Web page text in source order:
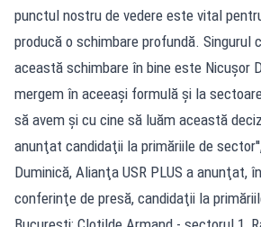
punctul nostru de vedere este vital
producă o schimbare profundă. Singurul
această schimbare în bine este Nicuşor
mergem în aceeaşi formulă şi la
să avem şi cu cine să luăm această
anunţat candidaţii la primăriile de
Duminică, Alianţa USR PLUS a anunţat,
conferinţe de presă, candidaţii la